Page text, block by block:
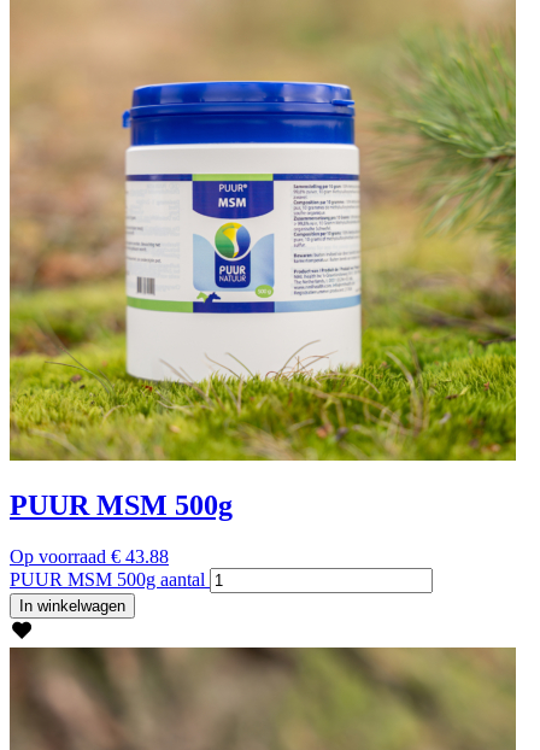
PUUR MSM 500g
Op voorraad € 43.88
PUUR MSM 500g aantal
In winkelwagen